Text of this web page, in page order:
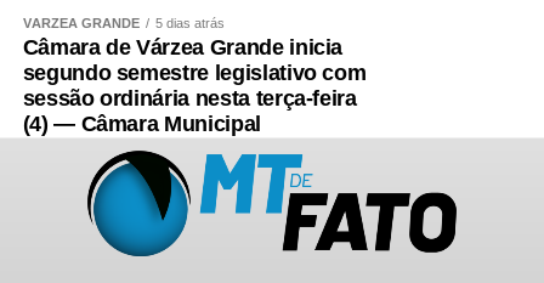
VÁRZEA GRANDE 5 dias atrás
Câmara de Várzea Grande inicia
segundo semestre legislativo com
sessão ordinária nesta terça-feira
(4) — Câmara Municipal